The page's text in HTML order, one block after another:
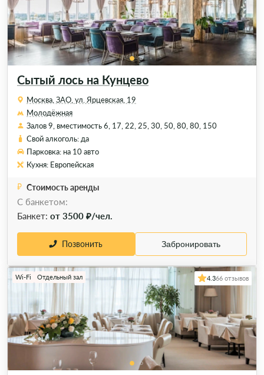
Сытый лось на Кунцево
Москва, ЗАО, ул. Ярцевская, 19
Молодёжная
Залов 9, вместимость 6, 17, 22, 25, 30, 50, 80, 80, 150
Свой алкоголь: да
Парковка: на 10 авто
Кухня: Европейская
Стоимость аренды
С банкетом:
Банкет: от 3500 ₽/чел.
Позвонить Забронировать
Wi-Fi Отдельный зал 4.366 отзывов